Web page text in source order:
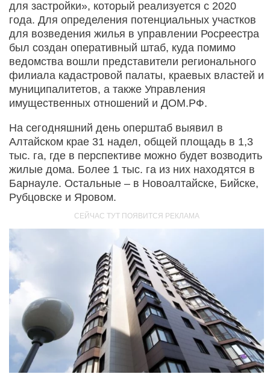
для застройки», который реализуется с 2020
года. Для определения потенциальных участков
для возведения жилья в управлении Росреестра
был создан оперативный штаб, куда помимо
ведомства вошли представители регионального
филиала кадастровой палаты, краевых властей и
муниципалитетов, а также Управления
имущественных отношений и ДОМ.РФ.
На сегодняшний день оперштаб выявил в
Алтайском крае 31 надел, общей площадь в 1,3
тыс. га, где в перспективе можно будет возводить
жилые дома. Более 1 тыс. га из них находятся в
Барнауле. Остальные – в Новоалтайске, Бийске,
Рубцовске и Яровом.